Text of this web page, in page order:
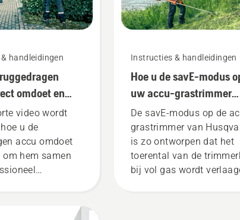
handleidingen
omdoet en
video wordt
u de
accu omdoet
om hem samen
Instructies & handleidingen
Hoe u de savE-modus
uw accu-grastrimmer
gebruikt
De savE-modus op de
grastrimmer van
is zo ontworpen dat het
toerental van de
bij vol gas wordt